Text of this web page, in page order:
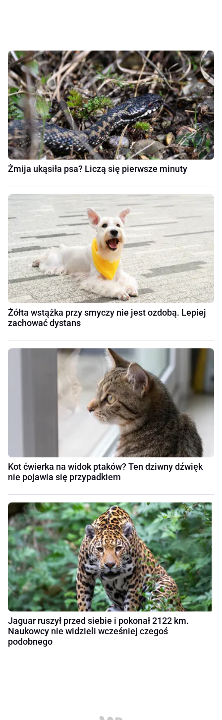
Żmija ukąsiła psa? Liczą się pierwsze minuty
Żółta wstążka przy smyczy nie jest ozdobą. Lepiej
zachować dystans
Kot ćwierka na widok ptaków? Ten dziwny dźwięk
nie pojawia się przypadkiem
Jaguar ruszył przed siebie i pokonał 2122 km.
Naukowcy nie widzieli wcześniej czegoś
podobnego